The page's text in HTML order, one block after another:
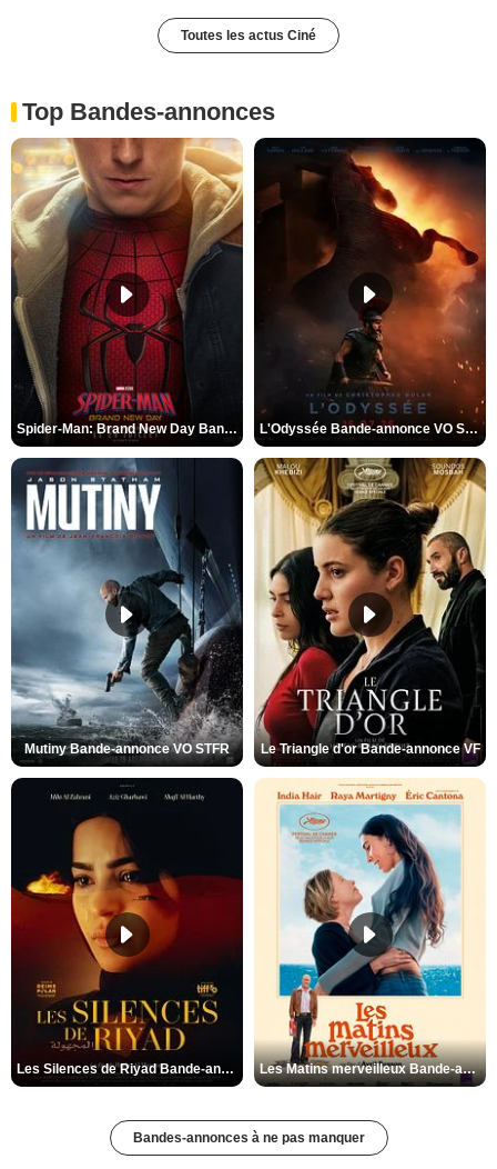
Toutes les actus Ciné
Top Bandes-annonces
Spider-Man: Brand New Day Bande-annonce VO STFR L'Odyssée Bande-annonce VO STFR
Mutiny Bande-annonce VO STFR Le Triangle d'or Bande-annonce VF
Les Silences de Riyad Bande-annonce VO STFR Les Matins merveilleux Bande-annonce VF
Bandes-annonces à ne pas manquer